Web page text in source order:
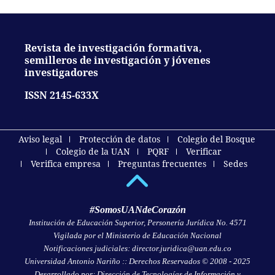
Revista de investigación formativa,
semilleros de investigación y jóvenes
investigadores
ISSN 2145-633X
Aviso legal Protección de datos
Colegio del Bosque
Colegio de la UAN
PQRF
Verificar
Verifica empresa
Preguntas frecuentes Sedes
#SomosUANdeCorazón
Institución de Educación Superior, Personería Jurídica No. 4571
Vigilada por el Ministerio de Educación Nacional
Notificaciones judiciales: director.juridica@uan.edu.co
Universidad Antonio Nariño :: Derechos Reservados © 2008 - 2025